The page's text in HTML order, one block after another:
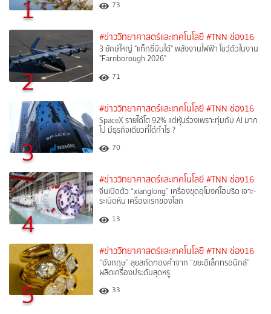
1 73
2
#ข่าววิทยาศาสตร์และเทคโนโลยี #TNN ช่อง16
3 ยักษ์ใหญ่ "แท็กซี่บินได้" พลังงานไฟฟ้า โชว์ตัวในงาน
"Farnborough 2026"
71
3
#ข่าววิทยาศาสตร์และเทคโนโลยี #TNN ช่อง16
SpaceX รายได้โต 92% แต่หุ้นร่วงเพราะทุ่มกับ AI มาก
ไป มีธุรกิจเดียวที่ได้กำไร ?
70
4
#ข่าววิทยาศาสตร์และเทคโนโลยี #TNN ช่อง16
จีนเปิดตัว “xianglong” เครื่องขุดอุโมงค์ไฮบริด เจาะ-
ระเบิดหิน เครื่องแรกของโลก
13
5
#ข่าววิทยาศาสตร์และเทคโนโลยี #TNN ช่อง16
“อังกฤษ” ลุยสกัดทองคำจาก “ขยะอิเล็กทรอนิกส์”
ผลิตเครื่องประดับสุดหรู
33